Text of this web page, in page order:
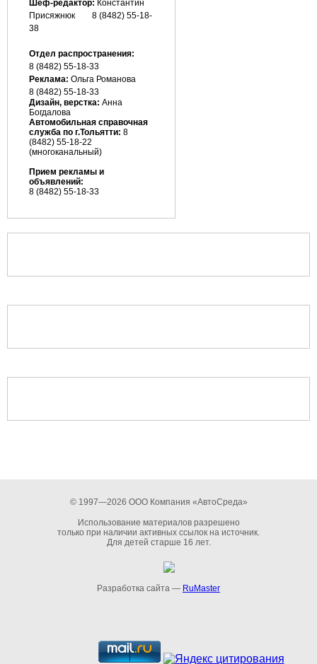
Шеф-редактор: Константин
Присяжнюк 8 (8482) 55-18-
38
Отдел распространения:
8 (8482) 55-18-33
Реклама: Ольга Романова
8 (8482) 55-18-33
Дизайн, верстка: Анна
Богдалова
Автомобильная справочная
служба по г.Тольятти: 8
(8482) 55-18-22
(многоканальный)
Прием рекламы и
объявлений:
8 (8482) 55-18-33
© 1997—2026 ООО Компания «АвтоСреда»
Использование материалов разрешено
только при наличии активных ссылок на источник.
Для детей старше 16 лет.
Разработка сайта — RuMaster